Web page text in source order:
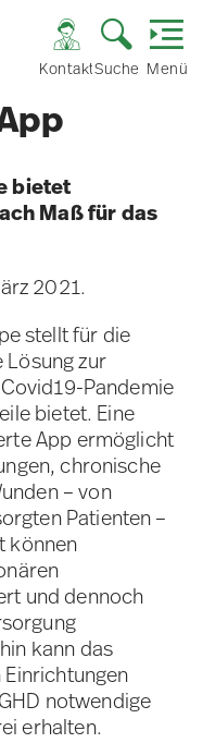
KontaktSuche Menü
bietet
Maß für das
2021.
stellt für die
Lösung zur
Pandemie
bietet. Eine
App ermöglicht
chronische
– von
Patienten –
können
und dennoch
kann das
notwendige
erhalten.